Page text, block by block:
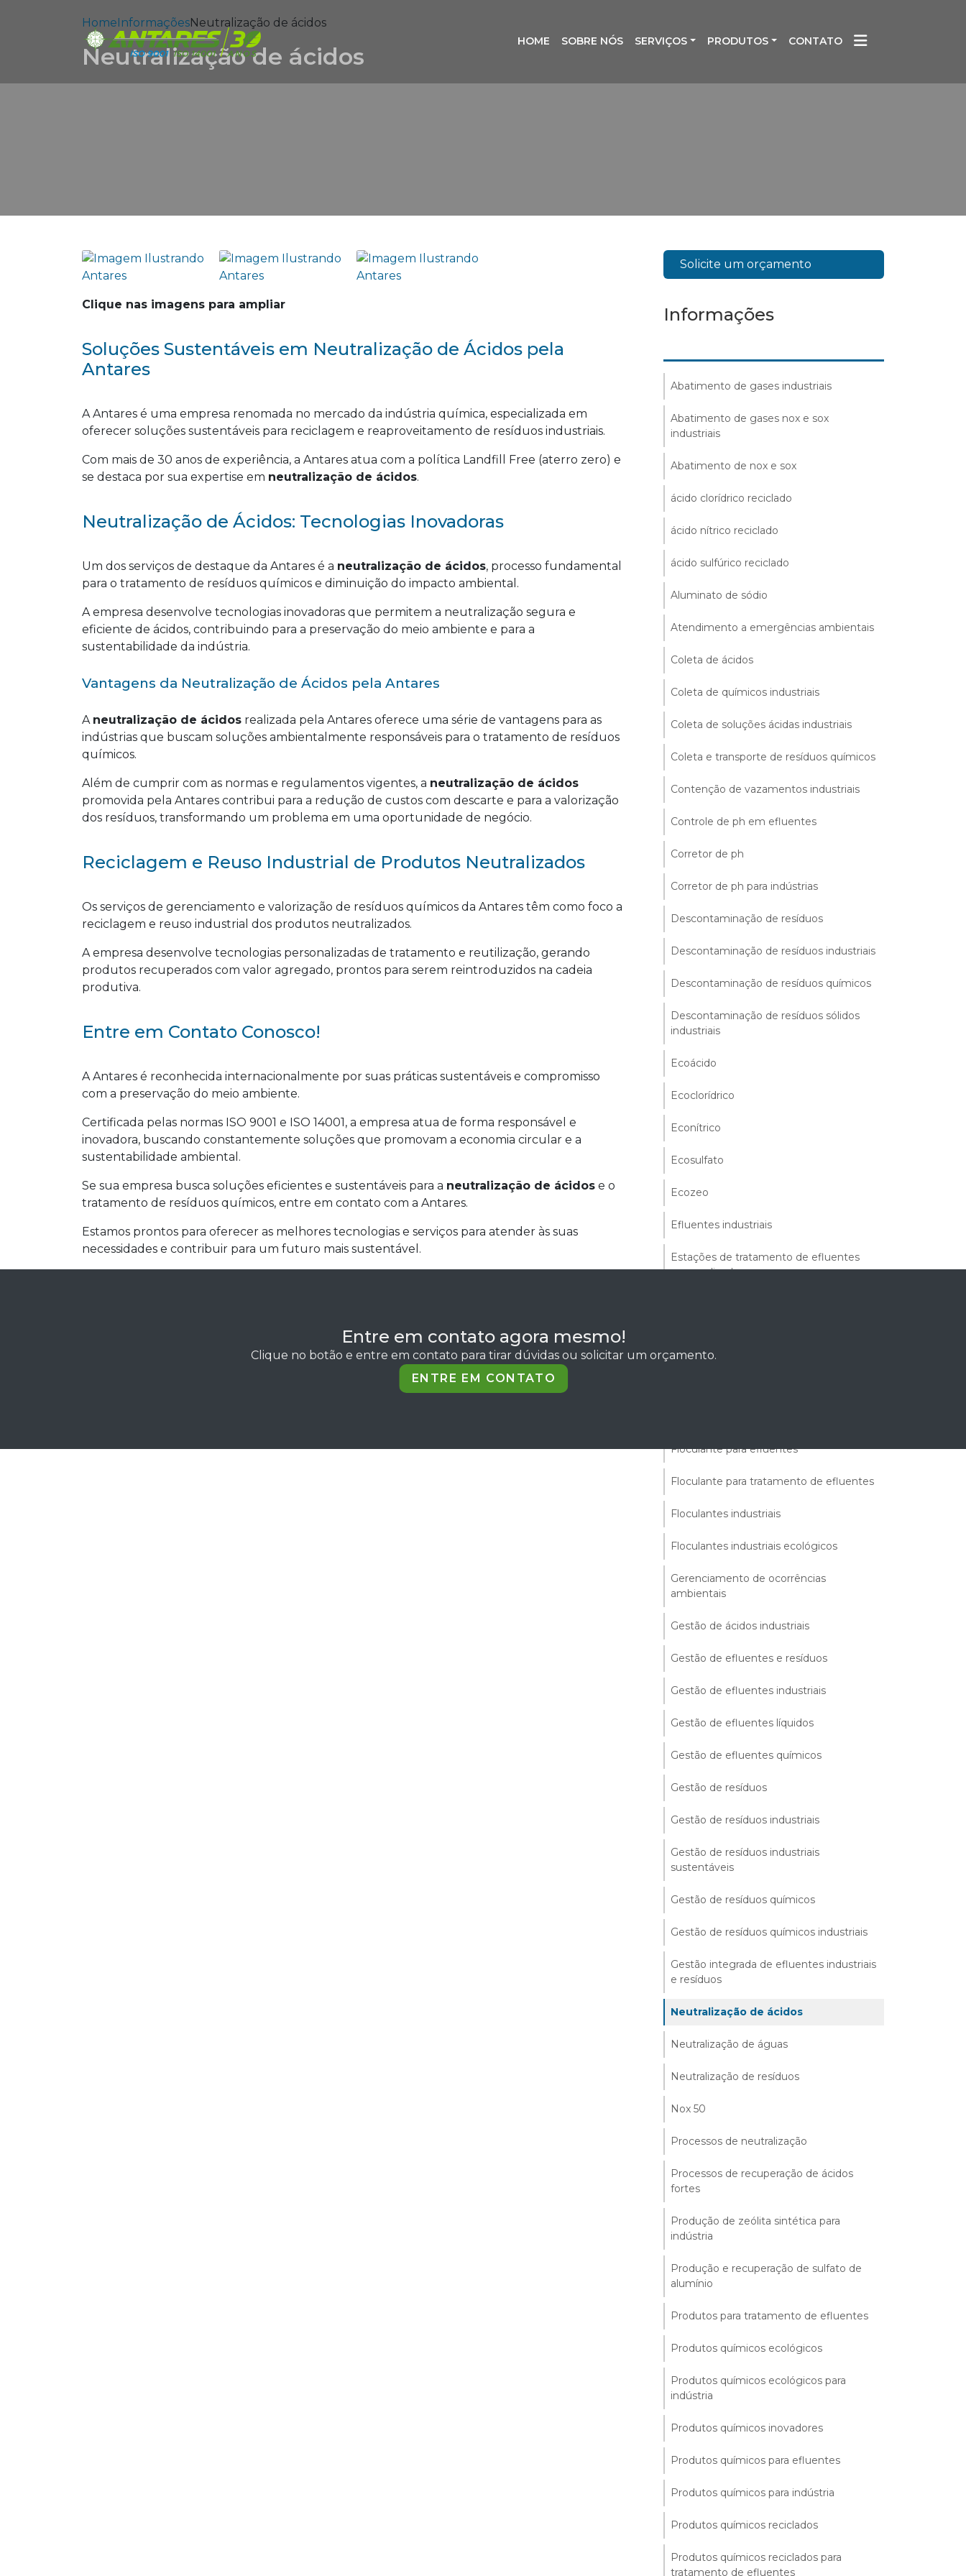
HOME SOBRE NÓS SERVIÇOS PRODUTOS CONTATO
HomeInformaçõesNeutralização de ácidos
Neutralização de ácidos
Clique nas imagens para ampliar
Soluções Sustentáveis em Neutralização de Ácidos pela
Antares
A Antares é uma empresa renomada no mercado da indústria química, especializada em
oferecer soluções sustentáveis para reciclagem e reaproveitamento de resíduos industriais.
Com mais de 30 anos de experiência, a Antares atua com a política Landfill Free (aterro zero) e
se destaca por sua expertise em neutralização de ácidos.
Neutralização de Ácidos: Tecnologias Inovadoras
Um dos serviços de destaque da Antares é a neutralização de ácidos, processo fundamental
para o tratamento de resíduos químicos e diminuição do impacto ambiental.
A empresa desenvolve tecnologias inovadoras que permitem a neutralização segura e
eficiente de ácidos, contribuindo para a preservação do meio ambiente e para a
sustentabilidade da indústria.
Vantagens da Neutralização de Ácidos pela Antares
A neutralização de ácidos realizada pela Antares oferece uma série de vantagens para as
indústrias que buscam soluções ambientalmente responsáveis para o tratamento de resíduos
químicos.
Além de cumprir com as normas e regulamentos vigentes, a neutralização de ácidos
promovida pela Antares contribui para a redução de custos com descarte e para a valorização
dos resíduos, transformando um problema em uma oportunidade de negócio.
Reciclagem e Reuso Industrial de Produtos Neutralizados
Os serviços de gerenciamento e valorização de resíduos químicos da Antares têm como foco a
reciclagem e reuso industrial dos produtos neutralizados.
A empresa desenvolve tecnologias personalizadas de tratamento e reutilização, gerando
produtos recuperados com valor agregado, prontos para serem reintroduzidos na cadeia
produtiva.
Entre em Contato Conosco!
A Antares é reconhecida internacionalmente por suas práticas sustentáveis e compromisso
com a preservação do meio ambiente.
Certificada pelas normas ISO 9001 e ISO 14001, a empresa atua de forma responsável e
inovadora, buscando constantemente soluções que promovam a economia circular e a
sustentabilidade ambiental.
Se sua empresa busca soluções eficientes e sustentáveis para a neutralização de ácidos e o
tratamento de resíduos químicos, entre em contato com a Antares.
Estamos prontos para oferecer as melhores tecnologias e serviços para atender às suas
necessidades e contribuir para um futuro mais sustentável.
Entre em contato agora mesmo!
Clique no botão e entre em contato para tirar dúvidas ou solicitar um orçamento.
ENTRE EM CONTATO
Solicite um orçamento
Informações
Abatimento de gases industriais
Abatimento de gases nox e sox
industriais
Abatimento de nox e sox
ácido clorídrico reciclado
ácido nítrico reciclado
ácido sulfúrico reciclado
Aluminato de sódio
Atendimento a emergências ambientais
Coleta de ácidos
Coleta de químicos industriais
Coleta de soluções ácidas industriais
Coleta e transporte de resíduos químicos
Contenção de vazamentos industriais
Controle de ph em efluentes
Corretor de ph
Corretor de ph para indústrias
Descontaminação de resíduos
Descontaminação de resíduos industriais
Descontaminação de resíduos químicos
Descontaminação de resíduos sólidos
industriais
Ecoácido
Ecoclorídrico
Econítrico
Ecosulfato
Ecozeo
Efluentes industriais
Estações de tratamento de efluentes
personalizadas
Floculante para efluentes
Floculante para tratamento de efluentes
Floculantes industriais
Floculantes industriais ecológicos
Gerenciamento de ocorrências
ambientais
Gestão de ácidos industriais
Gestão de efluentes e resíduos
Gestão de efluentes industriais
Gestão de efluentes líquidos
Gestão de efluentes químicos
Gestão de resíduos
Gestão de resíduos industriais
Gestão de resíduos industriais
sustentáveis
Gestão de resíduos químicos
Gestão de resíduos químicos industriais
Gestão integrada de efluentes industriais
e resíduos
Neutralização de ácidos
Neutralização de águas
Neutralização de resíduos
Nox 50
Processos de neutralização
Processos de recuperação de ácidos
fortes
Produção de zeólita sintética para
indústria
Produção e recuperação de sulfato de
alumínio
Produtos para tratamento de efluentes
Produtos químicos ecológicos
Produtos químicos ecológicos para
indústria
Produtos químicos inovadores
Produtos químicos para efluentes
Produtos químicos para indústria
Produtos químicos reciclados
Produtos químicos reciclados para
tratamento de efluentes